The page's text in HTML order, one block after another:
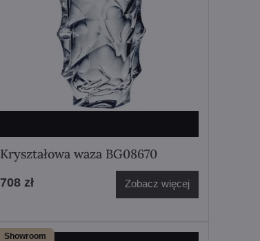
Kryształowa waza BG08670
708 zł Zobacz więcej
Showroom